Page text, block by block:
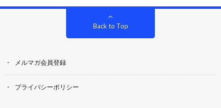
Back to Top
メルマガ会員登録
プライバシーポリシー